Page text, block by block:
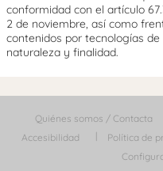
conformidad con el artículo
2 de noviembre, así como
contenidos por tecnologías
naturaleza y finalidad.
Quiénes somos / Contacta
Accesibilidad
Política de